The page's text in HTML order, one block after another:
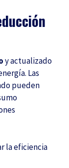
y actualizado
Las
pueden
la eficiencia